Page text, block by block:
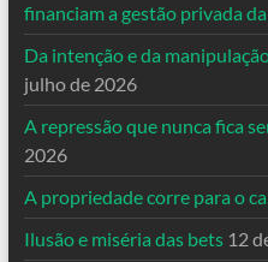
financiam a gestão privada
Da intenção e da
julho de 2026
A repressão que nunca fica
2026
A propriedade corre para o
Ilusão e miséria das bets 12